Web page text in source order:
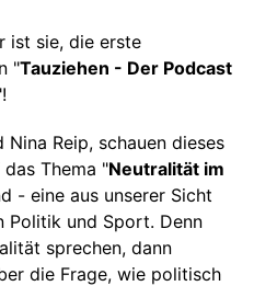
ist sie, die erste
"Tauziehen - Der Podcast
Reip, schauen dieses
Thema "Neutralität im
- eine aus unserer Sicht
Politik und Sport. Denn
sprechen, dann
die Frage, wie politisch